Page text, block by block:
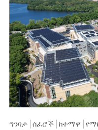
ግንባታ ሰፈሮች ከተማዋ